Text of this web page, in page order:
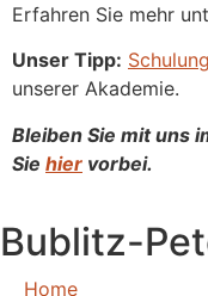
Erfahren Sie mehr
Unser Tipp:
unserer Akademie.
Bleiben Sie mit uns
Sie hier vorbei.
Bublitz-
Home